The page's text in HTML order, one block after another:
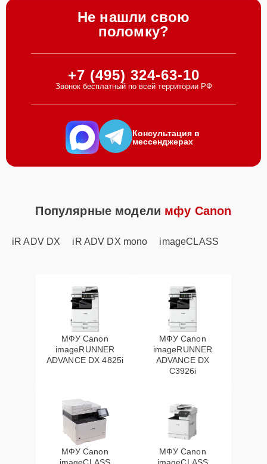
Не нашли свою
поломку?
+7 (495) 324-63-10
Звонок бесплатный по всей территории РФ
Консультация в
мессенджерах
Популярные модели мфу Canon
iR ADV DX iR ADV DX mono imageCLASS
МФУ Canon
imageRUNNER
ADVANCE DX 4825i
МФУ Canon
imageRUNNER
ADVANCE DX
C3926i
МФУ Canon
МФУ Canon